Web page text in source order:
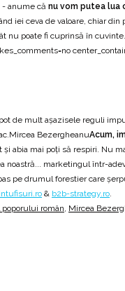
anume că nu vom putea lua
iei ceva de valoare, chiar
nu poate fi cuprinsă în
de mult așazisele reguli
BezergheanuAcum,
abia mai poți să respiri. Nu
noastră... marketingul într-
pe drumul forestier care
intufisuri.ro & b2b-strategy.ro.
român, Mircea